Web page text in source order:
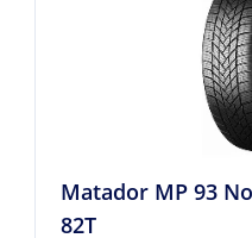
Matador MP 93
82T